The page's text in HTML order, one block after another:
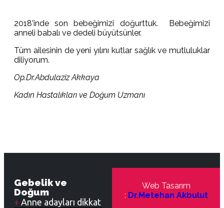
2018’inde son bebeğimizi doğurttuk. Bebeğimizi
anneli babalı ve dedeli büyütsünler.
Tüm ailesinin de yeni yılını kutlar sağlık ve mutluluklar
diliyorum.
Op.Dr.Abdulaziz Akkaya
Kadın Hastalıkları ve Doğum Uzmanı
Gebelik ve
Doğum
Anne adayları dikkat
Web Tasarım
: Dr.Metehan Akbulut